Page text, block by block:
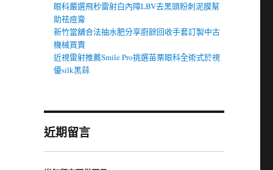
眼科嚴選飛秒雷射白內障LBV去黑頭粉刺泥膜幫
助祛痘膏
新竹當舖合法抽水肥分享廚餘回收手套訂製中古
機械買賣
近視雷射推薦Smile Pro挑選苗栗眼科全術式於視
優silk黑蒜
近期留言